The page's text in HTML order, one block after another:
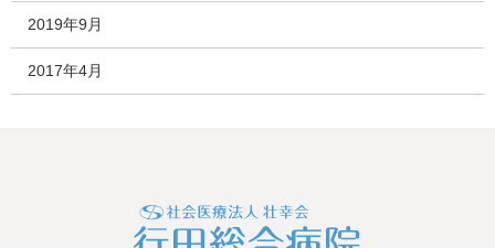
2019年9月
2017年4月